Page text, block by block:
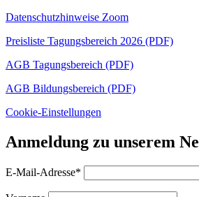
Datenschutzhinweise Zoom
Preisliste Tagungsbereich 2026 (PDF)
AGB Tagungsbereich (PDF)
AGB Bildungsbereich (PDF)
Cookie-Einstellungen
Anmeldung zu unserem
E-Mail-Adresse*